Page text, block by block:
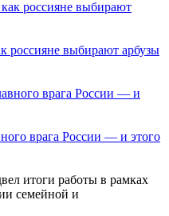
россияне выбирают арбузы
врага России — и этого
итоги работы в рамках
семейной и